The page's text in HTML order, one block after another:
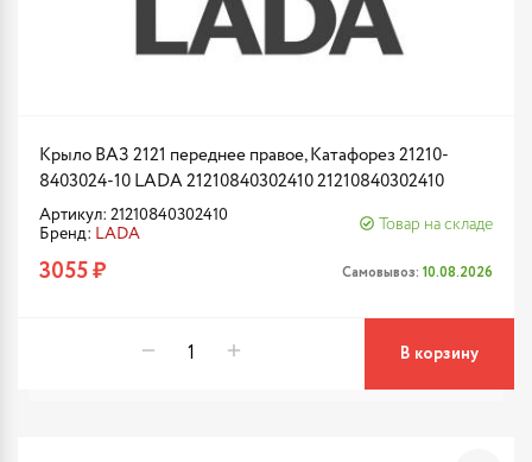
Крыло ВАЗ 2121 переднее правое, Катафорез 21210-
8403024-10 LADA 21210840302410 21210840302410
Артикул: 21210840302410
Бренд: LADA
Товар на складе
3055 ₽ Самовывоз: 10.08.2026
В корзину